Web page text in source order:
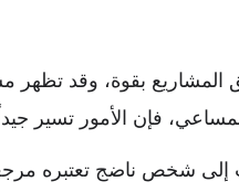
المشاريع بقوة، وقد تظهر
فإن الأمور تسير
إلى شخص ناضج تعتبره